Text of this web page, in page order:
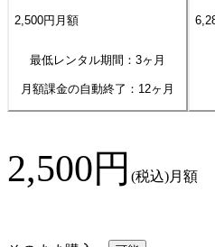
2,500円 月額
最低レンタル期間：3ヶ月
月額課金の自動終了： 12ヶ月
2,500円 (税込)月額